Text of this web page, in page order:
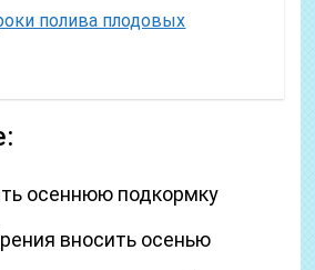
полива плодовых
осеннюю подкормку
вносить осенью